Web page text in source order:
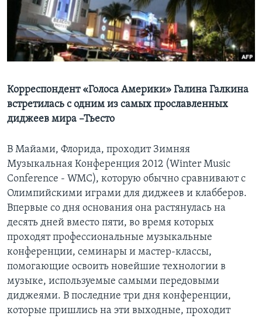
Learning English
СОЦИАЛЬНЫЕ СЕТИ
Языки
Корреспондент «Голоса Америки» Галина Галкина
встретилась с одним из самых прославленных
диджеев мира –Тьесто
В Майами, Флорида, проходит Зимняя
Музыкальная Конференция 2012 (Winter Music
Conference - WMC), которую обычно сравнивают с
Олимпийскими играми для диджеев и клабберов.
Впервые со дня основания она растянулась на
десять дней вместо пяти, во время которых
проходят профессиональные музыкальные
конференции, семинары и мастер-классы,
помогающие освоить новейшие технологии в
музыке, используемые самыми передовыми
диджеями. В последние три дня конференции,
которые пришлись на эти выходные, проходит